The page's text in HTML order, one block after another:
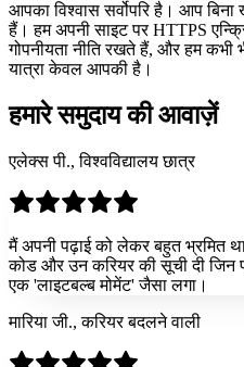
आपका विश्वास सर्वोपरि है। आप बिना
हैं। हम अपनी साइट पर HTTPS
गोपनीयता नीति रखते हैं, और हम
यात्रा केवल आपकी है।
हमारे समुदाय की आवाज़ें
एलेक्स पी., विश्वविद्यालय छात्र
मैं अपनी पढ़ाई को लेकर बहुत भ्रमित
कोड और उन करियर की सूची दी जिन
एक 'लाइटबल्ब मोमेंट' जैसा लगा।
मारिया जी., करियर बदलने वाली